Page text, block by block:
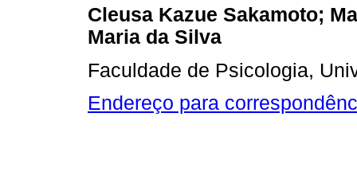
Cleusa Kazue Sakamoto;
Maria da Silva
Faculdade de Psicologia,
Endereço para